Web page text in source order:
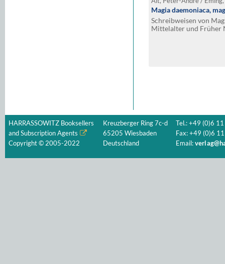
Magia daemoniaca,
Schreibweisen von
Mittelalter und Früher
HARRASSOWITZ Booksellers
and Subscription Agents
Copyright © 2005-2022
Kreuzberger Ring 7c-d
65205 Wiesbaden
Deutschland
Tel.: +49 (0)6
Fax: +49 (0)6
Email: